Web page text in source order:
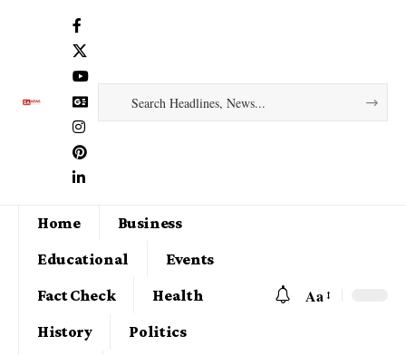
Home
Business
Educational
Events
Fact Check
Health
History
Politics
Aa